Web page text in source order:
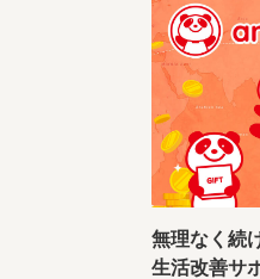
無理なく続
生活改善サ